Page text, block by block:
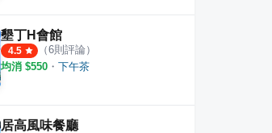
墾丁H會館
4.5 （6則評論）
均消 $550 ・ 下午茶
居高風味餐廳